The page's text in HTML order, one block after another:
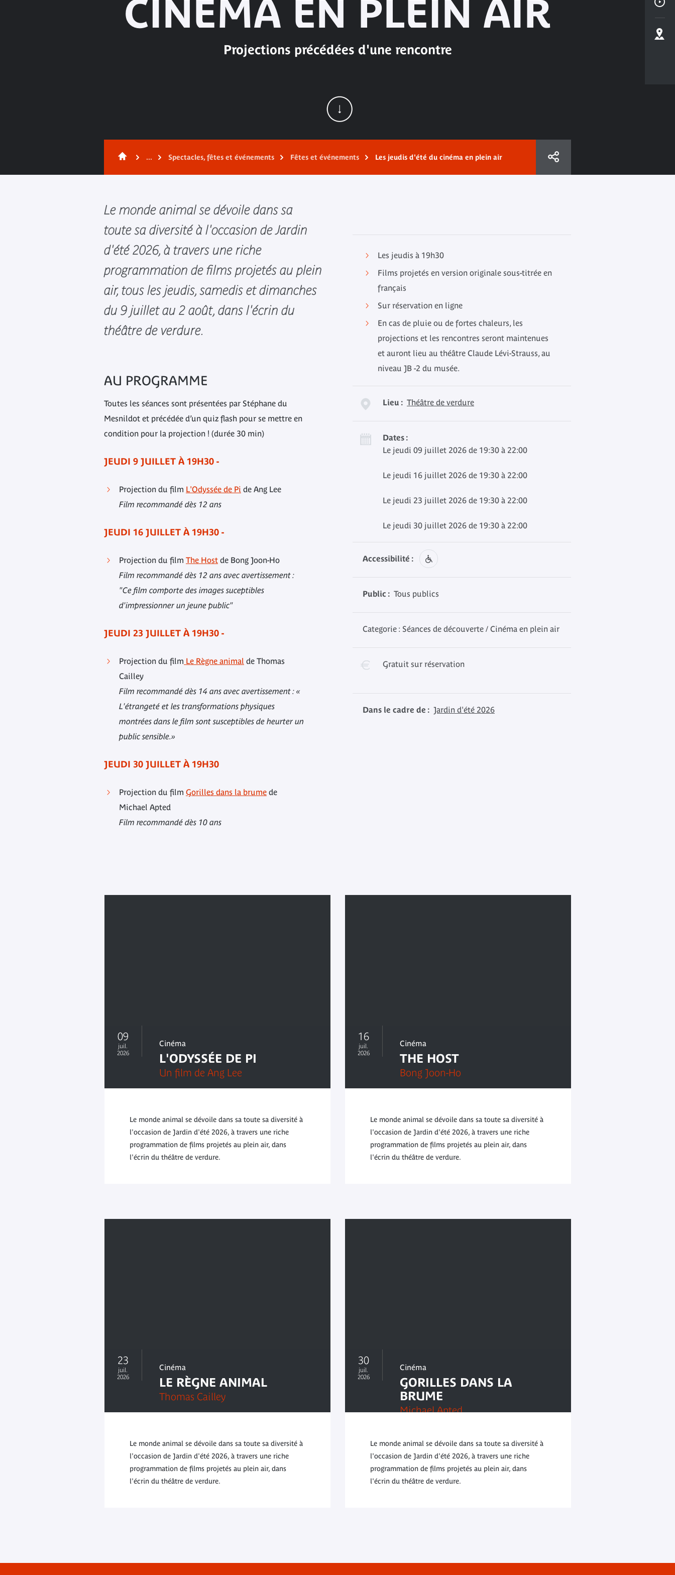
CINÉMA EN PLEIN AIR
Projections précédées d'une rencontre
... Spectacles, fêtes et événements Fêtes et événements Les jeudis d'été du cinéma en plein air
Le monde animal se dévoile dans sa
toute sa diversité à l'occasion de Jardin
d'été 2026, à travers une riche
programmation de films projetés au plein
air, tous les jeudis, samedis et dimanches
du 9 juillet au 2 août, dans l'écrin du
théâtre de verdure.
AU PROGRAMME
Toutes les séances sont présentées par Stéphane du
Mesnildot et précédée d’un quiz flash pour se mettre en
condition pour la projection ! (durée 30 min)
JEUDI 9 JUILLET À 19H30 -
Projection du film L'Odyssée de Pi de Ang Lee
Film recommandé dès 12 ans
JEUDI 16 JUILLET À 19H30 -
Projection du film The Host de Bong Joon-Ho
Film recommandé dès 12 ans avec avertissement :
"Ce film comporte des images suceptibles
d'impressionner un jeune public"
JEUDI 23 JUILLET À 19H30 -
Projection du film Le Règne animal de Thomas
Cailley
Film recommandé dès 14 ans avec avertissement : «
L'étrangeté et les transformations physiques
montrées dans le film sont susceptibles de heurter un
public sensible.»
JEUDI 30 JUILLET À 19H30
Projection du film Gorilles dans la brume de
Michael Apted
Film recommandé dès 10 ans
Les jeudis à 19h30
Films projetés en version originale sous-titrée en
français
Sur réservation en ligne
En cas de pluie ou de fortes chaleurs, les
projections et les rencontres seront maintenues
et auront lieu au théâtre Claude Lévi-Strauss, au
niveau JB -2 du musée.
Lieu : Théâtre de verdure
Dates :
Le jeudi 09 juillet 2026 de 19:30 à 22:00
Le jeudi 16 juillet 2026 de 19:30 à 22:00
Le jeudi 23 juillet 2026 de 19:30 à 22:00
Le jeudi 30 juillet 2026 de 19:30 à 22:00
Accessibilité :
Public : Tous publics
Categorie : Séances de découverte / Cinéma en plein air
Gratuit sur réservation
Dans le cadre de : Jardin d'été 2026
09
juil.
2026
Cinéma
L'ODYSSÉE DE PI
Un film de Ang Lee
Le monde animal se dévoile dans sa toute sa diversité à
l'occasion de Jardin d'été 2026, à travers une riche
programmation de films projetés au plein air, dans
l'écrin du théâtre de verdure.
16
juil.
2026
Cinéma
THE HOST
Bong Joon-Ho
Le monde animal se dévoile dans sa toute sa diversité à
l'occasion de Jardin d'été 2026, à travers une riche
programmation de films projetés au plein air, dans
l'écrin du théâtre de verdure.
23
juil.
2026
Cinéma
LE RÈGNE ANIMAL
Thomas Cailley
Le monde animal se dévoile dans sa toute sa diversité à
l'occasion de Jardin d'été 2026, à travers une riche
programmation de films projetés au plein air, dans
l'écrin du théâtre de verdure.
30
juil.
2026
Cinéma
GORILLES DANS LA
BRUME
Michael Apted
Le monde animal se dévoile dans sa toute sa diversité à
l'occasion de Jardin d'été 2026, à travers une riche
programmation de films projetés au plein air, dans
l'écrin du théâtre de verdure.